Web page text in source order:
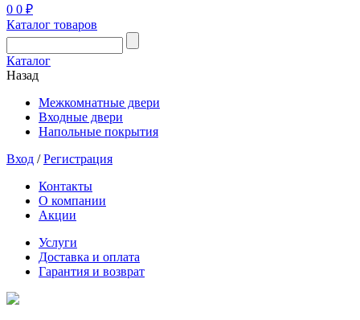
0 0 ₽
Каталог товаров
Каталог
Назад
Межкомнатные двери
Входные двери
Напольные покрытия
Вход /Регистрация
Контакты
О компании
Акции
Услуги
Доставка и оплата
Гарантия и возврат